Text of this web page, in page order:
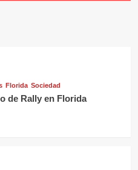
Florida Sociedad
de Rally en Florida